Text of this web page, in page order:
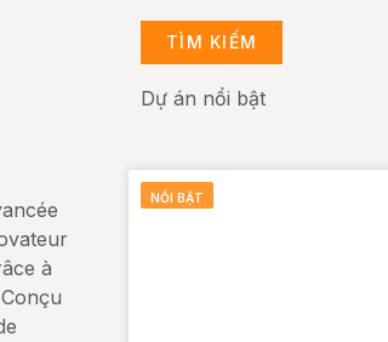
à
TÌM KIẾM
Dự án nổi bật
NỔI BẬT